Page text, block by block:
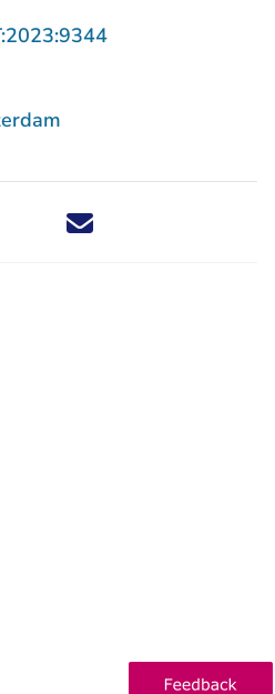
- U verlaat
Deel dit nieuwsbericht via X -
Deel dit nieuwsbericht via
Deel dit nieuwsbericht
Deel dit
verlaat Rechtspraak.nl
U verlaat Rechtspraak.nl
- U verlaat Rechtspraak.nl
- U verlaat Rechtspraak.nl
LinkedIn - U verlaat
hoogte' nieuwsbrief - U verlaat